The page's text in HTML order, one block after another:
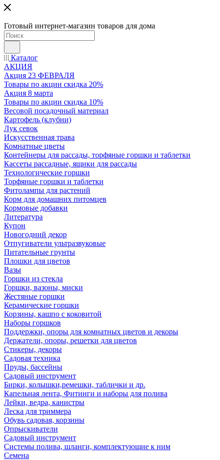
Готовый интернет-магазин товаров для дома
Каталог
АКЦИЯ
Акция 23 ФЕВРАЛЯ
Товары по акции скидка 20%
Акция 8 марта
Товары по акции скидка 10%
Весовой посадочный материал
Картофель (клубни)
Лук севок
Искусственная трава
Комнатные цветы
Контейнеры для рассады, торфяные горшки и таблетки
Кассеты рассадные, ящики для рассады
Технологические горшки
Торфяные горшки и таблетки
Фитолампы для растений
Корм для домашних питомцев
Кормовые добавки
Литература
Купон
Новогодний декор
Отпугиватели ультразвуковые
Питательные грунты
Плошки для цветов
Вазы
Горшки из стекла
Горшки, вазоны, миски
Жестяные горшки
Керамические горшки
Корзины, кашпо с коковитой
Наборы горшков
Поддержки, опоры для комнатных цветов и декоры
Держатели, опоры, решетки для цветов
Стикеры, декоры
Садовая техника
Пруды, бассейны
Садовый инструмент
Бирки, колышки,ремешки, таблички и др.
Капельная лента, Фитинги и наборы для полива
Лейки, ведра, канистры
Леска для триммера
Обувь садовая, корзины
Опрыскиватели
Садовый инструмент
Системы полива, шланги, комплектующие к ним
Семена